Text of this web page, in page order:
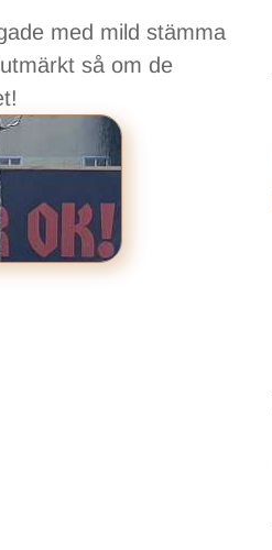
med mild stämma
så om de